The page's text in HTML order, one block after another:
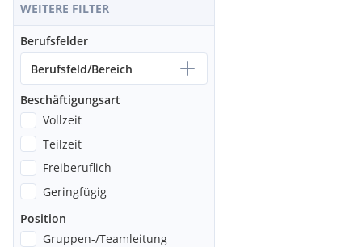
WEITERE FILTER
Berufsfelder
Berufsfeld/Bereich
Beschäftigungsart
Vollzeit
Teilzeit
Freiberuflich
Geringfügig
Position
Gruppen-/Teamleitung